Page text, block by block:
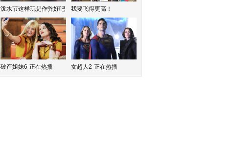
泼水节这样玩是作弊好吧 我要飞得更高！
破产姐妹6-正在热播 女超人2-正在热播